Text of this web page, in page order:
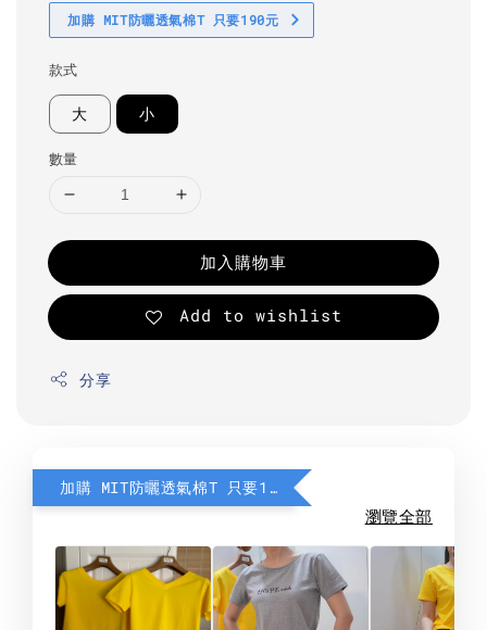
加購 MIT防曬透氣棉T 只要190元
款式
大 小
數量
加入購物車
Add to wishlist
分享
加購 MIT防曬透氣棉T 只要190元
瀏覽全部